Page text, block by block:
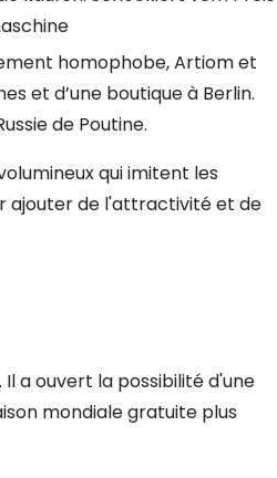
homophobe, Artiom et
et d’une boutique à Berlin.
de Poutine.
qui imitent les
ajouter de l'attractivité et de
Il a ouvert la possibilité d'une
mondiale gratuite plus